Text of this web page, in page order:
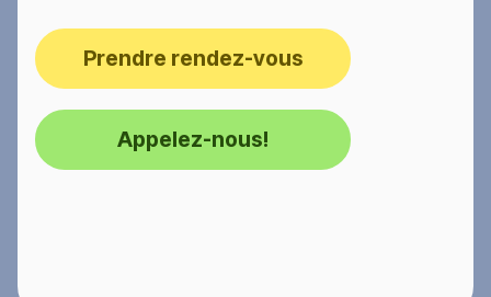
Prendre rendez-vous
Appelez-nous!